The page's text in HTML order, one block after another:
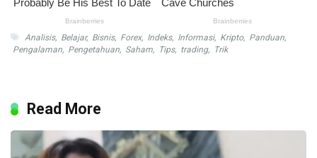
Analisis, Belajar, Bisnis, Forex, Indeks, Informasi, Kripto, Panduan,
Pengalaman, Pengetahuan, Saham, Tips, trading, Trik
Read More